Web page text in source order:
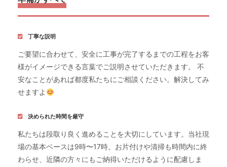
丁寧な説明
ご要望に合わせて、安全に工事が完了するまでの工程をお客
様がイメージできる言葉でご説明させていただきます。 不
安なことがあれば都度私たちにご相談ください。解決してみ
せますよ
決められた時間を厳守
私たちは段取り良く進めることを大切にしています。当社現
場の基本ベースは9時〜17時。お片付けや清掃も時間内に終
わらせ、近隣の方々にもご納得いただけるように配慮しま